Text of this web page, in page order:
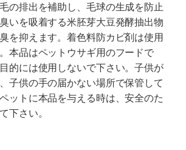
の排出を補助し、毛球の生成を防止
いを吸着する米胚芽大豆発酵抽出物
を抑えます。着色料防カビ剤は使用
本品はペットウサギ用のフードで
的には使用しないで下さい。子供が
子供の手の届かない場所で保管して
ットに本品を与える時は、安全のた
下さい。